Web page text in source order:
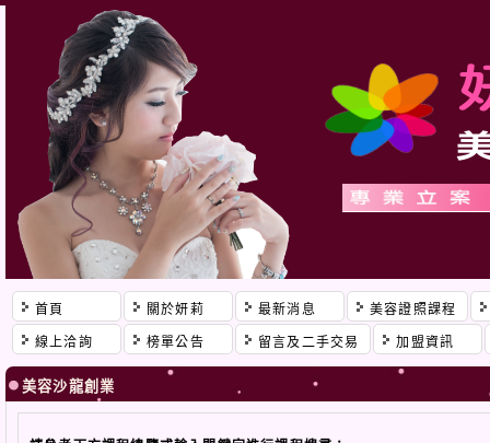
首頁 關於妍莉 最新消息 美容證照課程
線上洽詢 榜單公告 留言及二手交易 加盟資訊
美容沙龍創業